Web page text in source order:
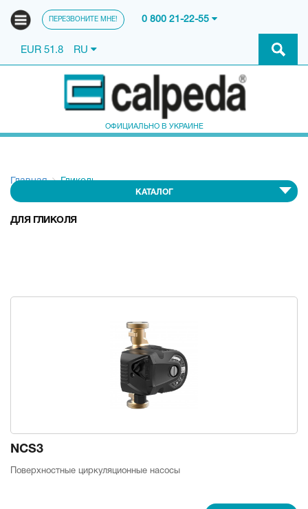
ПЕРЕЗВОНИТЕ МНЕ! 0 800 21-22-55
EUR 51.8 RU
ОФИЦИАЛЬНО В УКРАИНЕ
Главная Гликоль
КАТАЛОГ
ДЛЯ ГЛИКОЛЯ
NCS3
Поверхностные циркуляционные насосы